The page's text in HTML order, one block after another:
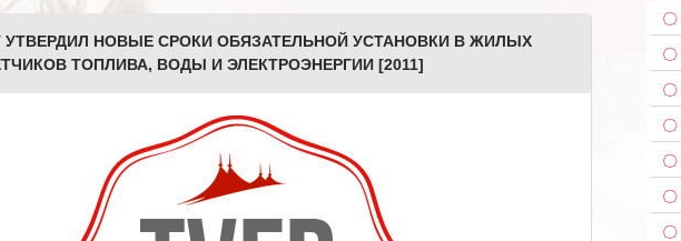
УТВЕРДИЛ НОВЫЕ СРОКИ ОБЯЗАТЕЛЬНОЙ УСТАНОВКИ В ЖИЛЫХ
ТОПЛИВА, ВОДЫ И ЭЛЕКТРОЭНЕРГИИ [2011]